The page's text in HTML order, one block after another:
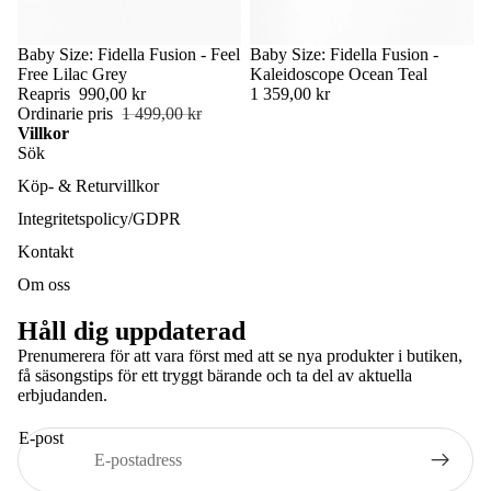
Rea
Baby Size: Fidella Fusion - Feel
Free Lilac Grey
Reapris 990,00 kr
Ordinarie pris 1 499,00 kr
Baby Size: Fidella Fusion -
Kaleidoscope Ocean Teal
1 359,00 kr
Villkor
Sök
Köp- & Returvillkor
Integritetspolicy/GDPR
Kontakt
Om oss
Håll dig uppdaterad
Prenumerera för att vara först med att se nya produkter i butiken,
få säsongstips för ett tryggt bärande och ta del av aktuella
erbjudanden.
E-post
Integritetspolicy